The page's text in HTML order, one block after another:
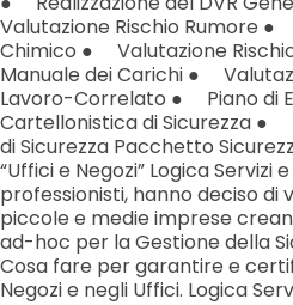
Valutazione Rischio Rumore
Chimico ● Valutazione
Manuale dei Carichi ●
Lavoro-Correlato ● Piano di
Cartellonistica di Sicurezza ●
di Sicurezza Pacchetto
“Uffici e Negozi” Logica Servizi
professionisti, hanno deciso
piccole e medie imprese
ad-hoc per la Gestione della
Cosa fare per garantire e
Negozi e negli Uffici. Logica